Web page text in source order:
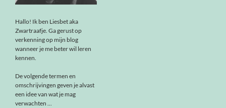
Hallo! Ik ben Liesbet aka
Zwartraafje. Ga gerust op
verkenning op mijn blog
wanneer je me beter wil leren
kennen.
De volgende termen en
omschrijvingen geven je alvast
een idee van wat je mag
verwachten ...